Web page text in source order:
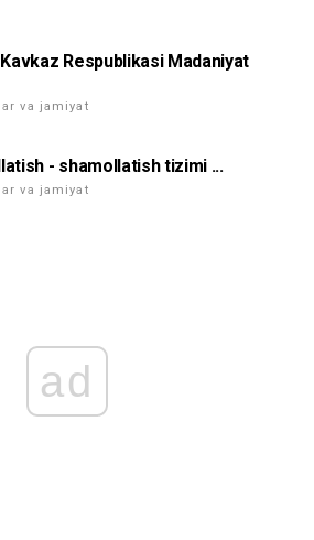
Respublikasi Madaniyat
va jamiyat
- shamollatish tizimi ...
va jamiyat
ad